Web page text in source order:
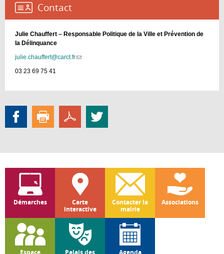
Contact :
Julie Chauffert – Responsable Politique de la Ville et Prévention de
la Délinquance
julie.chauffert@carct.fr(link
03 23 69 75 41
Démarches
Carte
interactive
Contacter la
mairie
Associations
Espace
Palais des
Agenda